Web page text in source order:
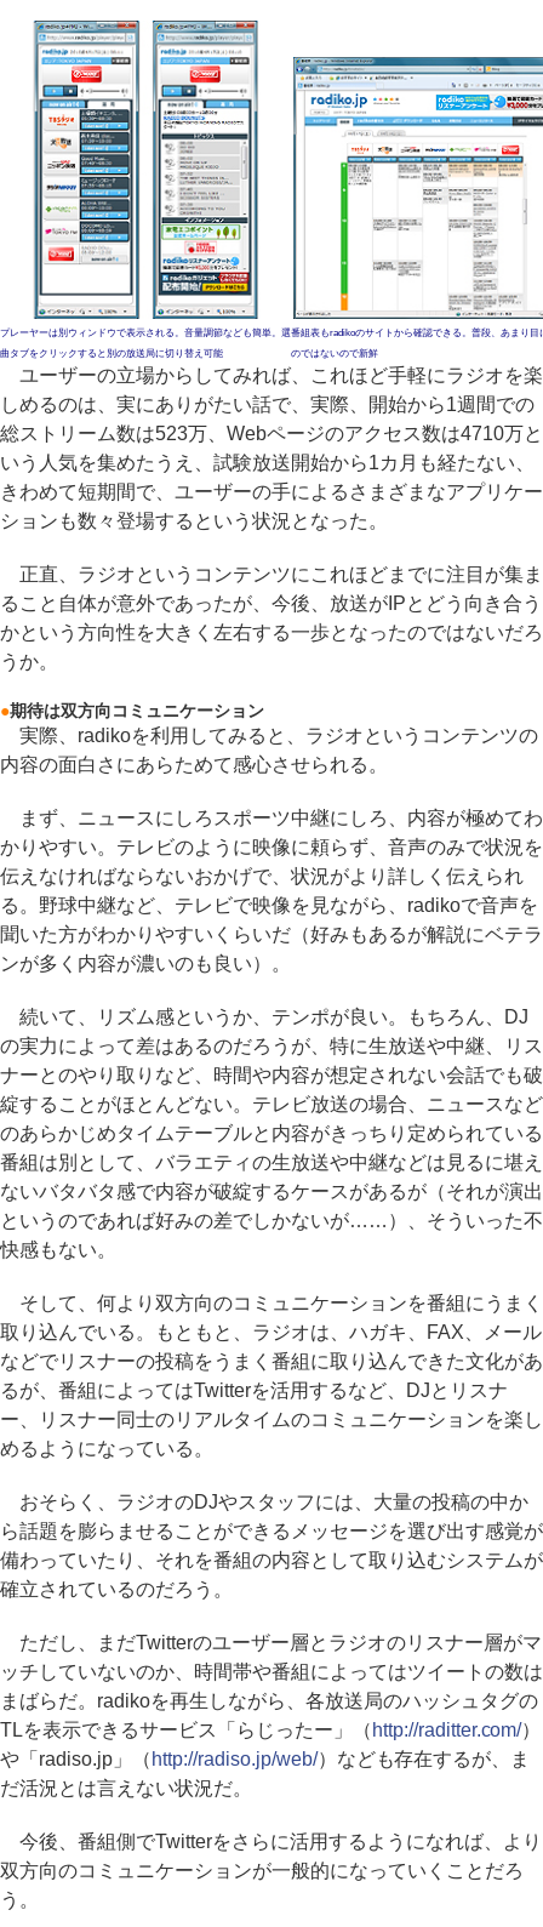
プレーヤーは別ウィンドウで表示される。音量調節なども簡単。選
曲タブをクリックすると別の放送局に切り替え可能
番組表もradikoのサイトから確認できる。普段、あまり目
のではないので新鮮
ユーザーの立場からしてみれば、これほど手軽にラジオを楽
しめるのは、実にありがたい話で、実際、開始から1週間での
総ストリーム数は523万、Webページのアクセス数は4710万と
いう人気を集めたうえ、試験放送開始から1カ月も経たない、
きわめて短期間で、ユーザーの手によるさまざまなアプリケー
ションも数々登場するという状況となった。
正直、ラジオというコンテンツにこれほどまでに注目が集ま
ること自体が意外であったが、今後、放送がIPとどう向き合う
かという方向性を大きく左右する一歩となったのではないだろ
うか。
●期待は双方向コミュニケーション
実際、radikoを利用してみると、ラジオというコンテンツの
内容の面白さにあらためて感心させられる。
まず、ニュースにしろスポーツ中継にしろ、内容が極めてわ
かりやすい。テレビのように映像に頼らず、音声のみで状況を
伝えなければならないおかげで、状況がより詳しく伝えられ
る。野球中継など、テレビで映像を見ながら、radikoで音声を
聞いた方がわかりやすいくらいだ（好みもあるが解説にベテラ
ンが多く内容が濃いのも良い）。
続いて、リズム感というか、テンポが良い。もちろん、DJ
の実力によって差はあるのだろうが、特に生放送や中継、リス
ナーとのやり取りなど、時間や内容が想定されない会話でも破
綻することがほとんどない。テレビ放送の場合、ニュースなど
のあらかじめタイムテーブルと内容がきっちり定められている
番組は別として、バラエティの生放送や中継などは見るに堪え
ないバタバタ感で内容が破綻するケースがあるが（それが演出
というのであれば好みの差でしかないが……）、そういった不
快感もない。
そして、何より双方向のコミュニケーションを番組にうまく
取り込んでいる。もともと、ラジオは、ハガキ、FAX、メール
などでリスナーの投稿をうまく番組に取り込んできた文化があ
るが、番組によってはTwitterを活用するなど、DJとリスナ
ー、リスナー同士のリアルタイムのコミュニケーションを楽し
めるようになっている。
おそらく、ラジオのDJやスタッフには、大量の投稿の中か
ら話題を膨らませることができるメッセージを選び出す感覚が
備わっていたり、それを番組の内容として取り込むシステムが
確立されているのだろう。
ただし、まだTwitterのユーザー層とラジオのリスナー層がマ
ッチしていないのか、時間帯や番組によってはツイートの数は
まばらだ。radikoを再生しながら、各放送局のハッシュタグの
TLを表示できるサービス「らじったー」（ http://raditter.com/）
や「radiso.jp」（ http://radiso.jp/web/）なども存在するが、ま
だ活況とは言えない状況だ。
今後、番組側でTwitterをさらに活用するようになれば、より
双方向のコミュニケーションが一般的になっていくことだろ
う。